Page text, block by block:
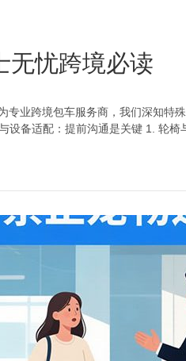
无忧跨境必读
专业跨境包车服务商，我们深知特
设备适配：提前沟通是关键 1. 轮